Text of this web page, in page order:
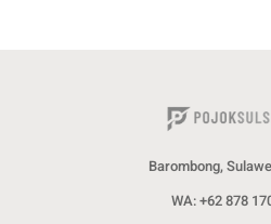
Barombong,
WA: +62 878